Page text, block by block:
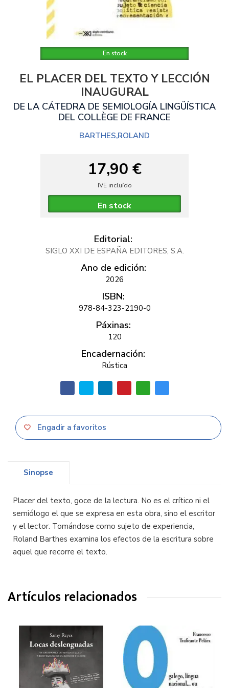
En stock
EL PLACER DEL TEXTO Y LECCIÓN
INAUGURAL
DE LA CÁTEDRA DE SEMIOLOGÍA LINGÜÍSTICA
DEL COLLÈGE DE FRANCE
BARTHES,ROLAND
17,90 €
IVE incluído
En stock
Editorial:
SIGLO XXI DE ESPAÑA EDITORES, S.A.
Ano de edición:
2026
ISBN:
978-84-323-2190-0
Páxinas:
120
Encadernación:
Rústica
Engadir a favoritos
Sinopse
Placer del texto, goce de la lectura. No es el crítico ni el
semiólogo el que se expresa en esta obra, sino el escritor
y el lector. Tomándose como sujeto de experiencia,
Roland Barthes examina los efectos de la escritura sobre
aquel que recorre el texto.
Artículos relacionados